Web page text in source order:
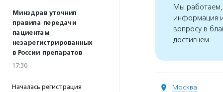
Минздрав уточнил
правила передачи
пациентам
незарегистрированных
в России препаратов
17:30
Началась регистрация
Мы работаем,
информация
вопросу в
достигнем
Москва